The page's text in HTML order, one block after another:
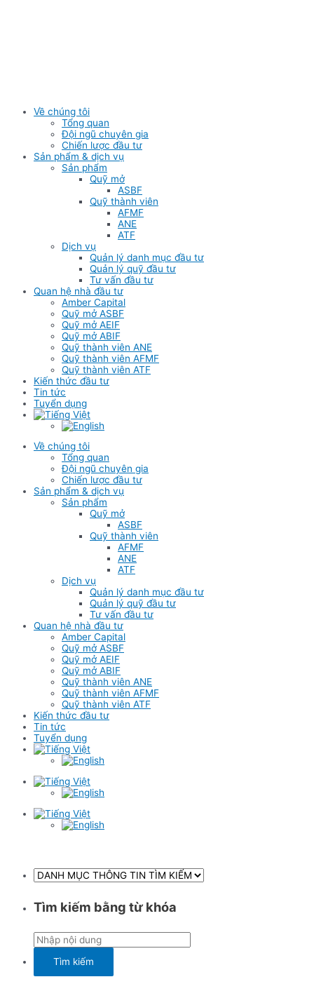
Về chúng tôi
Tổng quan
Đội ngũ chuyên gia
Chiến lược đầu tư
Sản phẩm & dịch vụ
Sản phẩm
Quỹ mở
ASBF
Quỹ thành viên
AFMF
ANE
ATF
Dịch vụ
Quản lý danh mục đầu tư
Quản lý quỹ đầu tư
Tư vấn đầu tư
Quan hệ nhà đầu tư
Amber Capital
Quỹ mở ASBF
Quỹ mở AEIF
Quỹ mở ABIF
Quỹ thành viên ANE
Quỹ thành viên AFMF
Quỹ thành viên ATF
Kiến thức đầu tư
Tin tức
Tuyển dụng
Về chúng tôi
Tổng quan
Đội ngũ chuyên gia
Chiến lược đầu tư
Sản phẩm & dịch vụ
Sản phẩm
Quỹ mở
ASBF
Quỹ thành viên
AFMF
ANE
ATF
Dịch vụ
Quản lý danh mục đầu tư
Quản lý quỹ đầu tư
Tư vấn đầu tư
Quan hệ nhà đầu tư
Amber Capital
Quỹ mở ASBF
Quỹ mở AEIF
Quỹ mở ABIF
Quỹ thành viên ANE
Quỹ thành viên AFMF
Quỹ thành viên ATF
Kiến thức đầu tư
Tin tức
Tuyển dụng
Tìm kiếm bằng từ khóa